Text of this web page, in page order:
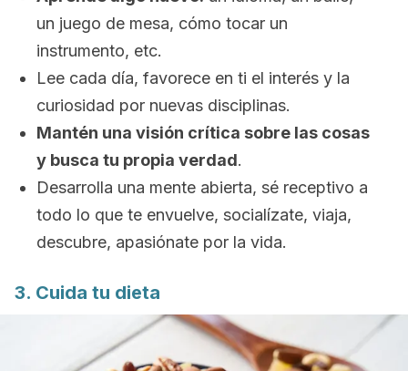
un juego de mesa, cómo tocar un
instrumento, etc.
Lee cada día, favorece en ti el interés y la
curiosidad por nuevas disciplinas.
Mantén una visión crítica sobre las cosas
y busca tu propia verdad.
Desarrolla una mente abierta, sé receptivo a
todo lo que te envuelve, socialízate, viaja,
descubre, apasiónate por la vida.
3. Cuida tu dieta